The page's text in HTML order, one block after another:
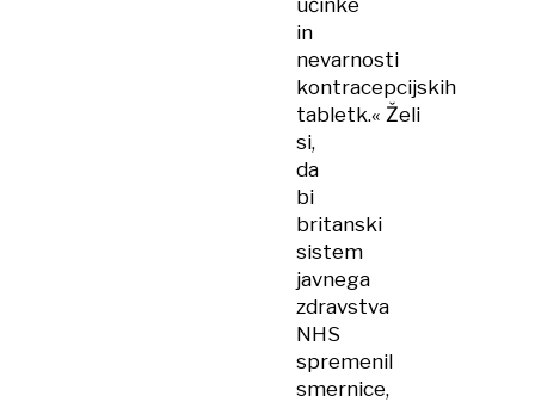
učinke
in
nevarnosti
kontracepcijskih
tabletk.« Želi
si,
da
bi
britanski
sistem
javnega
zdravstva
NHS
spremenil
smernice,